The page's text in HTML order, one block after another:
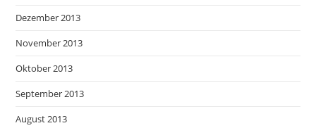
Dezember 2013
November 2013
Oktober 2013
September 2013
August 2013